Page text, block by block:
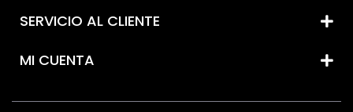
SERVICIO AL CLIENTE
MI CUENTA